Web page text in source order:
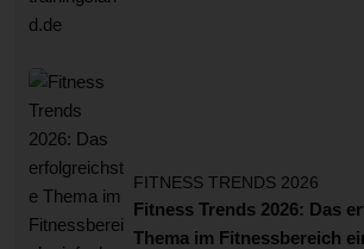
FITNESS TRENDS 2026
Fitness Trends 2026: Das
Thema im Fitnessbereich